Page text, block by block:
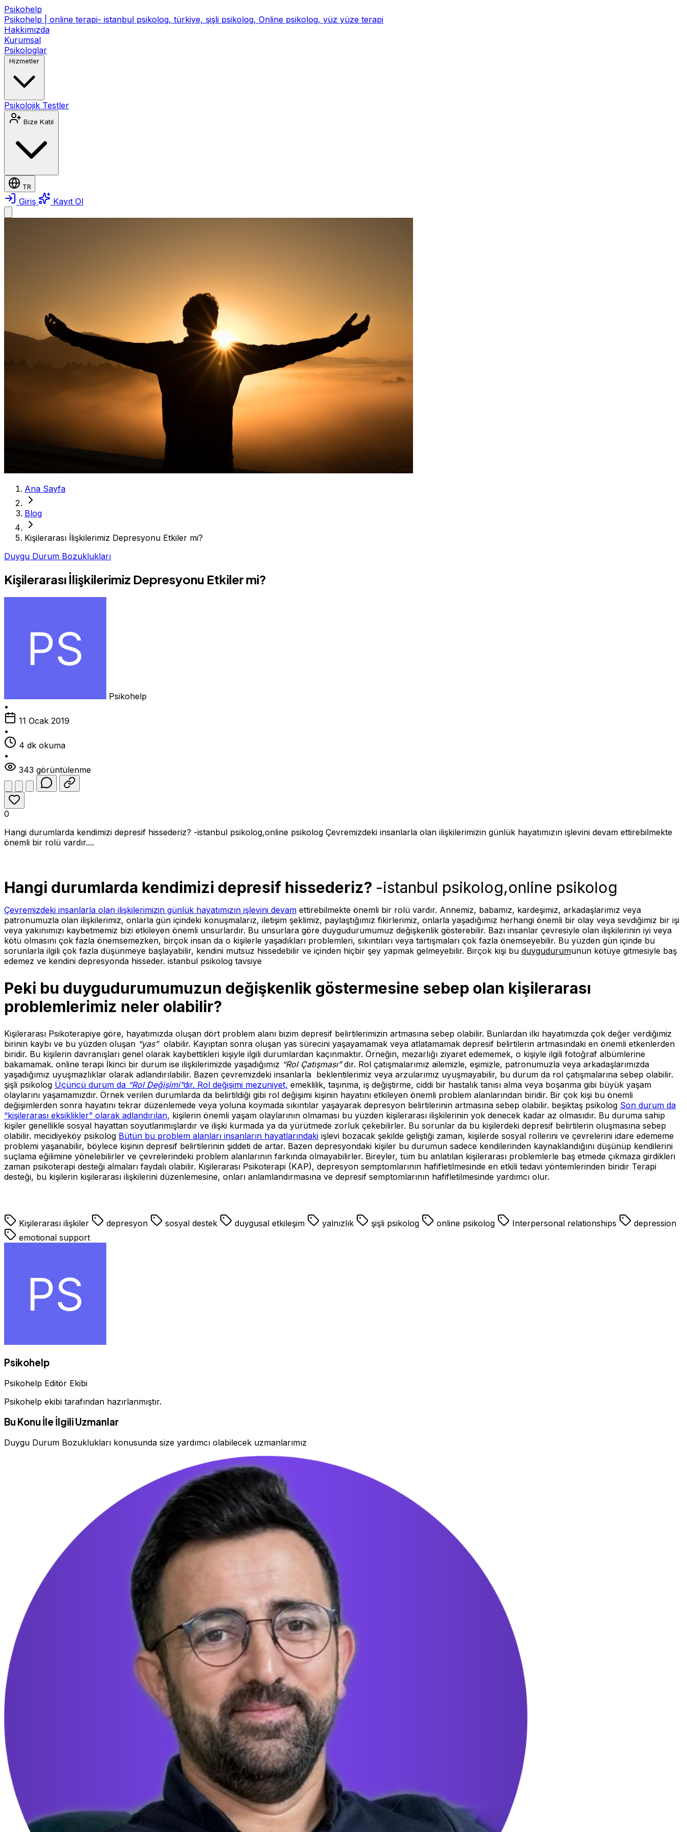
Psikohelp
Psikohelp | online terapi- istanbul psikolog, türkiye, şişli psikolog, Online psikolog, yüz yüze terapi
Hakkımızda
Kurumsal
Psikologlar
Hizmetler
Psikolojik Testler
Bize Katıl
TR
Giriş Kayıt Ol
Ana Sayfa
Blog
Kişilerarası İlişkilerimiz Depresyonu Etkiler mi?
Duygu Durum Bozuklukları
Kişilerarası İlişkilerimiz Depresyonu Etkiler mi?
Psikohelp
•
11 Ocak 2019
•
4 dk okuma
•
343 görüntülenme
0
Hangi durumlarda kendimizi depresif hissederiz? -istanbul psikolog,online psikolog Çevremizdeki insanlarla olan ilişkilerimizin günlük hayatımızın işlevini devam ettirebilmekte
önemli bir rolü vardır....
Hangi durumlarda kendimizi depresif hissederiz? -istanbul psikolog,online psikolog
Çevremizdeki insanlarla olan ilişkilerimizin günlük hayatımızın işlevini devam ettirebilmekte önemli bir rolü vardır. Annemiz, babamız, kardeşimiz, arkadaşlarımız veya
patronumuzla olan ilişkilerimiz, onlarla gün içindeki konuşmalarız, iletişim şeklimiz, paylaştığımız fikirlerimiz, onlarla yaşadığımız herhangi önemli bir olay veya sevdiğimiz bir işi
veya yakınımızı kaybetmemiz bizi etkileyen önemli unsurlardır. Bu unsurlara göre duygudurumumuz değişkenlik gösterebilir. Bazı insanlar çevresiyle olan ilişkilerinin iyi veya
kötü olmasını çok fazla önemsemezken, birçok insan da o kişilerle yaşadıkları problemleri, sıkıntıları veya tartışmaları çok fazla önemseyebilir. Bu yüzden gün içinde bu
sorunlarla ilgili çok fazla düşünmeye başlayabilir, kendini mutsuz hissedebilir ve içinden hiçbir şey yapmak gelmeyebilir. Birçok kişi bu duygudurumunun kötüye gitmesiyle baş
edemez ve kendini depresyonda hisseder. istanbul psikolog tavsiye
Peki bu duygudurumumuzun değişkenlik göstermesine sebep olan kişilerarası
problemlerimiz neler olabilir?
Kişilerarası Psikoterapiye göre, hayatımızda oluşan dört problem alanı bizim depresif belirtilerimizin artmasına sebep olabilir. Bunlardan ilki hayatımızda çok değer verdiğimiz
birinin kaybı ve bu yüzden oluşan “yas” olabilir. Kayıptan sonra oluşan yas sürecini yaşayamamak veya atlatamamak depresif belirtilerin artmasındaki en önemli etkenlerden
biridir. Bu kişilerin davranışları genel olarak kaybettikleri kişiyle ilgili durumlardan kaçınmaktır. Örneğin, mezarlığı ziyaret edememek, o kişiyle ilgili fotoğraf albümlerine
bakamamak. online terapi İkinci bir durum ise ilişkilerimizde yaşadığımız “Rol Çatışması”dır. Rol çatışmalarımız ailemizle, eşimizle, patronumuzla veya arkadaşlarımızda
yaşadığımız uyuşmazlıklar olarak adlandırılabilir. Bazen çevremizdeki insanlarla beklentilerimiz veya arzularımız uyuşmayabilir, bu durum da rol çatışmalarına sebep olabilir.
şişli psikolog Üçüncü durum da “Rol Değişimi”dir. Rol değişimi mezuniyet, emeklilik, taşınma, iş değiştirme, ciddi bir hastalık tanısı alma veya boşanma gibi büyük yaşam
olaylarını yaşamamızdır. Örnek verilen durumlarda da belirtildiği gibi rol değişimi kişinin hayatını etkileyen önemli problem alanlarından biridir. Bir çok kişi bu önemli
değişimlerden sonra hayatını tekrar düzenlemede veya yoluna koymada sıkıntılar yaşayarak depresyon belirtilerinin artmasına sebep olabilir. beşiktaş psikolog Son durum da
“kişilerarası eksiklikler” olarak adlandırılan, kişilerin önemli yaşam olaylarının olmaması bu yüzden kişilerarası ilişkilerinin yok denecek kadar az olmasıdır. Bu duruma sahip
kişiler genellikle sosyal hayattan soyutlanmışlardır ve ilişki kurmada ya da yürütmede zorluk çekebilirler. Bu sorunlar da bu kişilerdeki depresif belirtilerin oluşmasına sebep
olabilir. mecidiyeköy psikolog Bütün bu problem alanları insanların hayatlarındaki işlevi bozacak şekilde geliştiği zaman, kişilerde sosyal rollerini ve çevrelerini idare edememe
problemi yaşanabilir, böylece kişinin depresif belirtilerinin şiddeti de artar. Bazen depresyondaki kişiler bu durumun sadece kendilerinden kaynaklandığını düşünüp kendilerini
suçlama eğilimine yönelebilirler ve çevrelerindeki problem alanlarının farkında olmayabilirler. Bireyler, tüm bu anlatılan kişilerarası problemlerle baş etmede çıkmaza girdikleri
zaman psikoterapi desteği almaları faydalı olabilir. Kişilerarası Psikoterapi (KAP), depresyon semptomlarının hafifletilmesinde en etkili tedavi yöntemlerinden biridir Terapi
desteği, bu kişilerin kişilerarası ilişkilerini düzenlemesine, onları anlamlandırmasına ve depresif semptomlarının hafifletilmesinde yardımcı olur.
Kişilerarası ilişkiler depresyon sosyal destek duygusal etkileşim yalnızlık şişli psikolog online psikolog Interpersonal relationships
depression
emotional support
Psikohelp
Psikohelp Editör Ekibi
Psikohelp ekibi tarafından hazırlanmıştır.
Bu Konu İle İlgili Uzmanlar
Duygu Durum Bozuklukları konusunda size yardımcı olabilecek uzmanlarımız